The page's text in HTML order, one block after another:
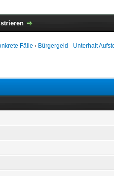
Fälle › Bürgergeld - Unterhalt